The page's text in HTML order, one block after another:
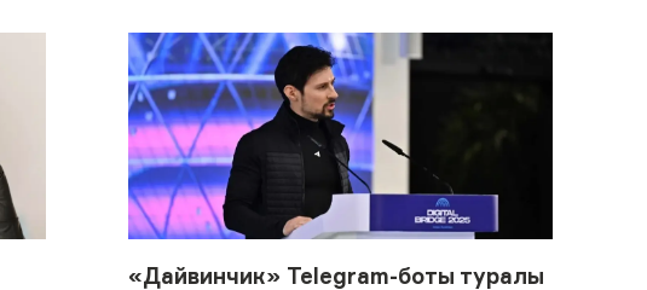
«Дайвинчик» Telegram-боты туралы